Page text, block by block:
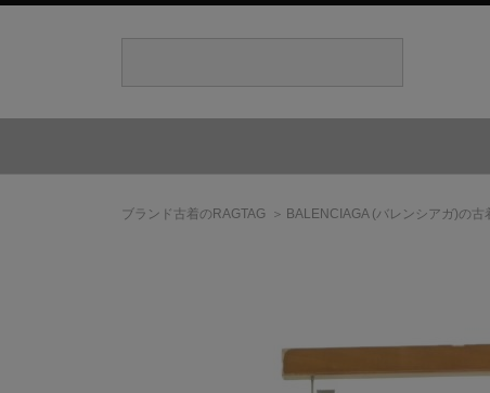
ブランド古着のRAGTAG BALENCIAGA (バレンシアガ)の古